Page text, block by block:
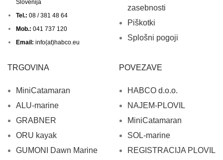
Slovenija
Tel.: 08 / 381 48 64
Mob.: 041 737 120
Email: info(at)habco.eu
zasebnosti
Piškotki
Splošni pogoji
TRGOVINA
MiniCatamaran
ALU-marine
GRABNER
ORU kayak
GUMONI Dawn Marine
POVEZAVE
HABCO d.o.o.
NAJEM-PLOVIL
MiniCatamaran
SOL-marine
REGISTRACIJA PLOVIL